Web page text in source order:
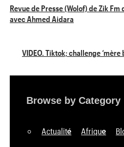
Navigation
de
Revue de Presse (Wolof) de Zik
avec Ahmed Aidara
VIDEO. Tiktok; challenge
Browse by Category
Actualité Afrique